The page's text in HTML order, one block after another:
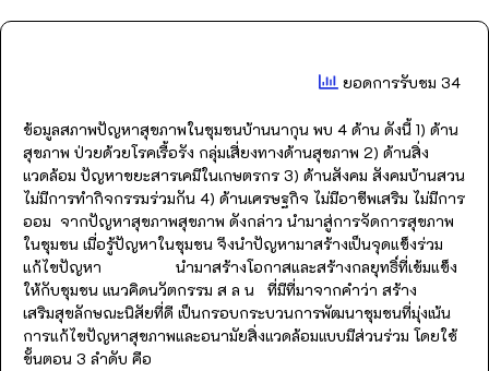
ยอดการรับชม 34
ข้อมูลสภาพปัญหาสุขภาพในชุมชนบ้านนากุน พบ 4 ด้าน ดังนี้ 1) ด้าน
สุขภาพ ป่วยด้วยโรคเรื้อรัง กลุ่มเสี่ยงทางด้านสุขภาพ 2) ด้านสิ่ง
แวดล้อม ปัญหาขยะสารเคมีในเกษตรกร 3) ด้านสังคม สังคมบ้านสวน
ไม่มีการทำกิจกรรมร่วมกัน 4) ด้านเศรษฐกิจ ไม่มีอาชีพเสริม ไม่มีการ
ออม จากปัญหาสุขภาพสุขภาพ ดังกล่าว นำมาสู่การจัดการสุขภาพ
ในชุมชน เมื่อรู้ปัญหาในชุมชน จึงนำปัญหามาสร้างเป็นจุดแข็งร่วม
แก้ไขปัญหา นำมาสร้างโอกาสและสร้างกลยุทธิ์ที่เข้มแข็ง
ให้กับชุมชน แนวคิดนวัตกรรม ส ล น ที่มีที่มาจากคำว่า สร้าง
เสริมสุขลักษณะนิสัยที่ดี เป็นกรอบกระบวนการพัฒนาชุมชนที่มุ่งเน้น
การแก้ไขปัญหาสุขภาพและอนามัยสิ่งแวดล้อมแบบมีส่วนร่วม โดยใช้
ขั้นตอน 3 ลำดับ คือ